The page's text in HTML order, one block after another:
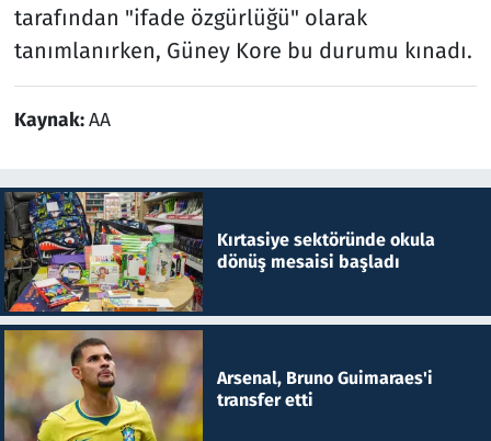
tarafından "ifade özgürlüğü" olarak
tanımlanırken, Güney Kore bu durumu kınadı.
Kaynak:AA
Kırtasiye sektöründe okula
dönüş mesaisi başladı
Arsenal, Bruno Guimaraes'i
transfer etti